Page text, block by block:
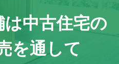
は中古住宅の
を通して